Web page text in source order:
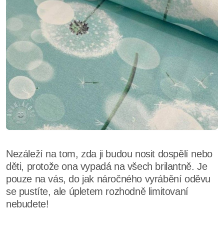
Nezáleží na tom, zda ji budou nosit dospělí nebo
děti, protože ona vypadá na všech brilantně. Je
pouze na vás, do jak náročného vyrábění oděvu
se pustíte, ale úpletem rozhodně limitovaní
nebudete!